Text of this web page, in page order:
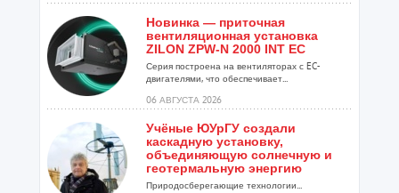
Новинка — приточная
вентиляционная установка
ZILON ZPW-N 2000 INT EC
Серия построена на вентиляторах с EC-
двигателями, что обеспечивает...
06 АВГУСТА 2026
Учёные ЮУрГУ создали
каскадную установку,
объединяющую солнечную и
геотермальную энергию
Природосберегающие технологии...